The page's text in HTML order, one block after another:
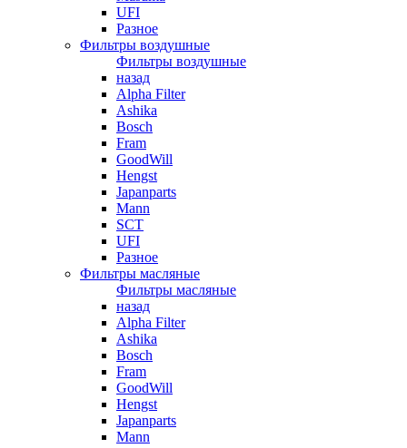
UFI
Разное
Фильтры воздушные
Фильтры воздушные
назад
Alpha Filter
Ashika
Bosch
Fram
GoodWill
Hengst
Japanparts
Mann
SCT
UFI
Разное
Фильтры масляные
Фильтры масляные
назад
Alpha Filter
Ashika
Bosch
Fram
GoodWill
Hengst
Japanparts
Mann